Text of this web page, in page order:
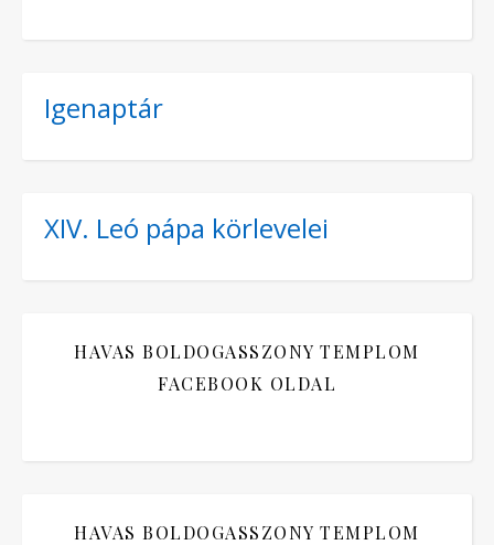
Igenaptár
XIV. Leó pápa körlevelei
HAVAS BOLDOGASSZONY TEMPLOM
FACEBOOK OLDAL
HAVAS BOLDOGASSZONY TEMPLOM